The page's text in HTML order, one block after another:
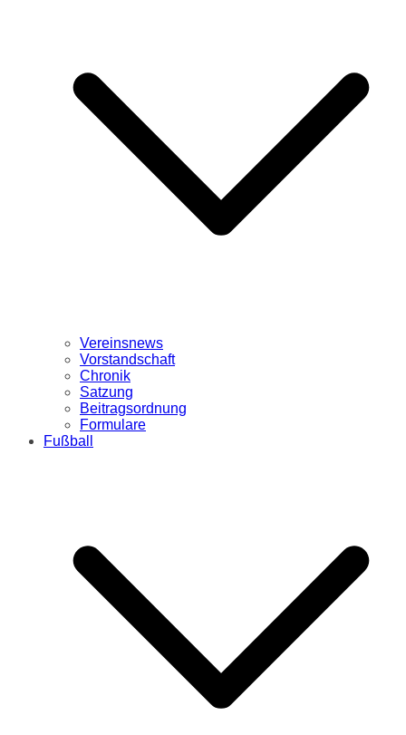
Vereinsnews
Vorstandschaft
Chronik
Satzung
Beitragsordnung
Formulare
Fußball